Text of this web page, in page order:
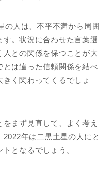
の人は、不平不満から周囲
す。状況に合わせた言葉選
との関係を保つことが大
とは違った信頼関係を結べ
く関わってくるでしょ
まず見直して、よく考え
年は二黒土星の人にと
となるでしょう。